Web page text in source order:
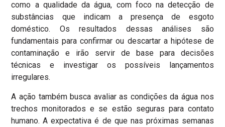
como a qualidade da água, com foco na detecção de
substâncias que indicam a presença de esgoto
doméstico. Os resultados dessas análises são
fundamentais para confirmar ou descartar a hipótese de
contaminação e irão servir de base para decisões
técnicas e investigar os possíveis lançamentos
irregulares.
A ação também busca avaliar as condições da água nos
trechos monitorados e se estão seguras para contato
humano. A expectativa é de que nas próximas semanas